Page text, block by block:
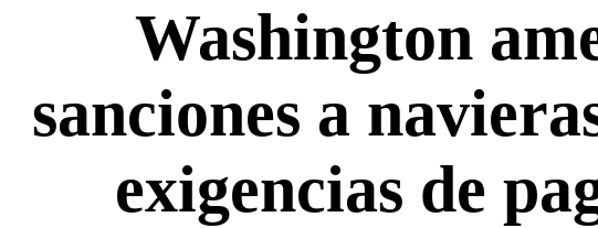
Washington
sanciones a
exigencias de